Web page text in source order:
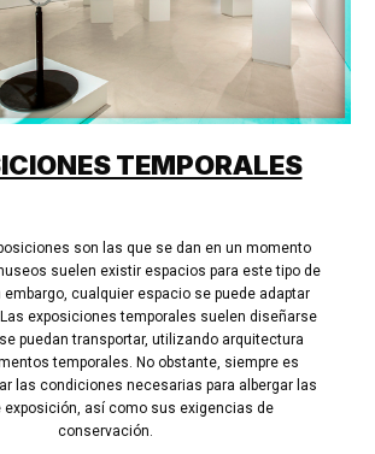
TEMPORALES
son las que se dan en un momento
suelen existir espacios para este tipo de
embargo, cualquier espacio se puede adaptar
exposiciones temporales suelen diseñarse
puedan transportar, utilizando arquitectura
temporales. No obstante, siempre es
las condiciones necesarias para albergar las
exposición, así como sus exigencias de
conservación.